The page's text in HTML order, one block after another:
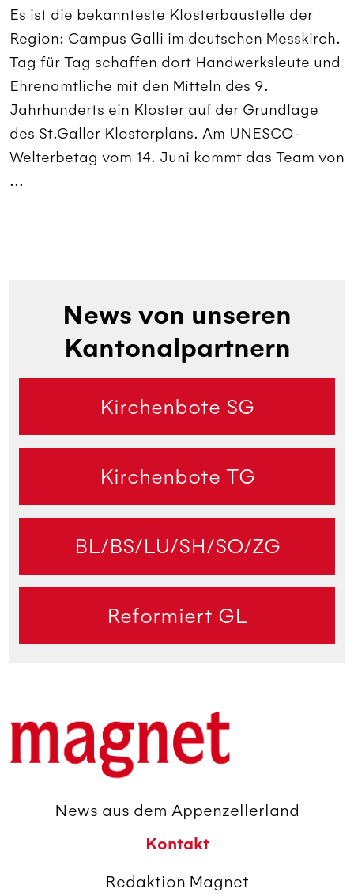
Es ist die bekannteste Klosterbaustelle der
Region: Campus Galli im deutschen Messkirch.
Tag für Tag schaffen dort Handwerksleute und
Ehrenamtliche mit den Mitteln des 9.
Jahrhunderts ein Kloster auf der Grundlage
des St.Galler Klosterplans. Am UNESCO-
Welterbetag vom 14. Juni kommt das Team von
...
News von unseren
Kantonalpartnern
Kirchenbote SG
Kirchenbote TG
BL/BS/LU/SH/SO/ZG
Reformiert GL
News aus dem Appenzellerland
Kontakt
Redaktion Magnet